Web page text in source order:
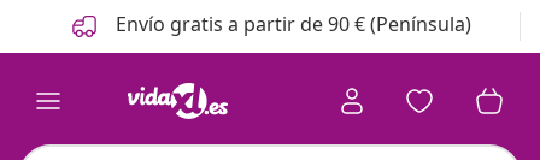
Anterior
Siguiente Envío gratis a partir de 90 € (Península)